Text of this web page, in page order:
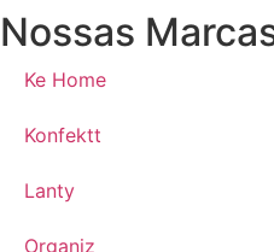
Nossas
Ke Home
Konfektt
Lanty
Organiz